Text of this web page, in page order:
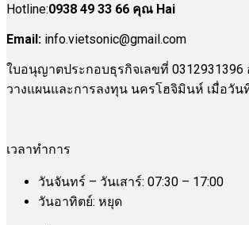
Hotline:0938 49 33 66 คุณ Hai
Email: info.vietsonic@gmail.com
ใบอนุญาตประกอบธุรกิจเลขที่
วางแผนและการลงทุน นครโฮจิมินห์ เมื่อวัน
เวลาทำการ
วันจันทร์ – วันเสาร์: 07:30 – 17:00
วันอาทิตย์: หยุด